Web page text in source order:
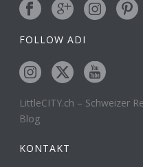
FOLLOW ADI
LittleCITY.ch – Schweizer
Blog
KONTAKT